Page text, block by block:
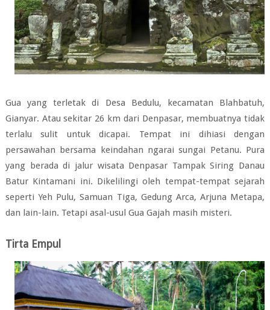
Gua yang terletak di Desa Bedulu, kecamatan Blahbatuh,
Gianyar. Atau sekitar 26 km dari Denpasar, membuatnya tidak
terlalu sulit untuk dicapai. Tempat ini dihiasi dengan
persawahan bersama keindahan ngarai sungai Petanu. Pura
yang berada di jalur wisata Denpasar Tampak Siring Danau
Batur Kintamani ini. Dikelilingi oleh tempat-tempat sejarah
seperti Yeh Pulu, Samuan Tiga, Gedung Arca, Arjuna Metapa,
dan lain-lain. Tetapi asal-usul Gua Gajah masih misteri.
Tirta Empul